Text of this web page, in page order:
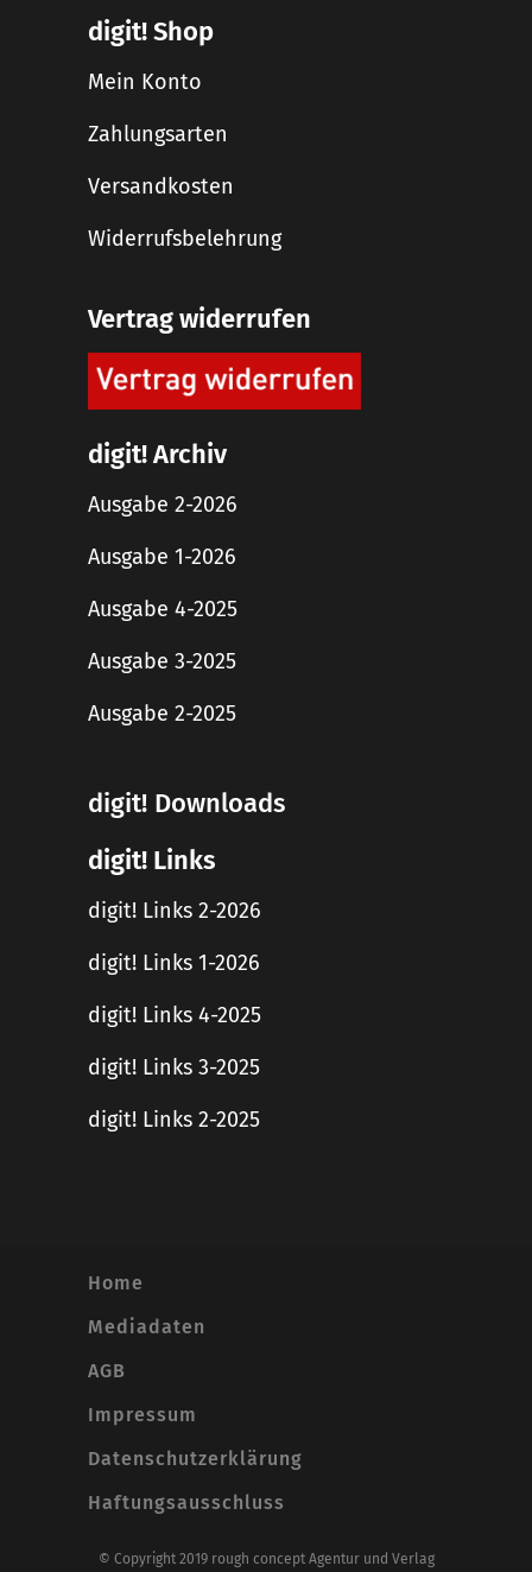
digit! Shop
Mein Konto
Zahlungsarten
Versandkosten
Widerrufsbelehrung
Vertrag widerrufen
digit! Archiv
Ausgabe 2-2026
Ausgabe 1-2026
Ausgabe 4-2025
Ausgabe 3-2025
Ausgabe 2-2025
digit! Downloads
digit! Links
digit! Links 2-2026
digit! Links 1-2026
digit! Links 4-2025
digit! Links 3-2025
digit! Links 2-2025
Home
Mediadaten
AGB
Impressum
Datenschutzerklärung
Haftungsausschluss
© Copyright 2019 rough concept Agentur und Verlag